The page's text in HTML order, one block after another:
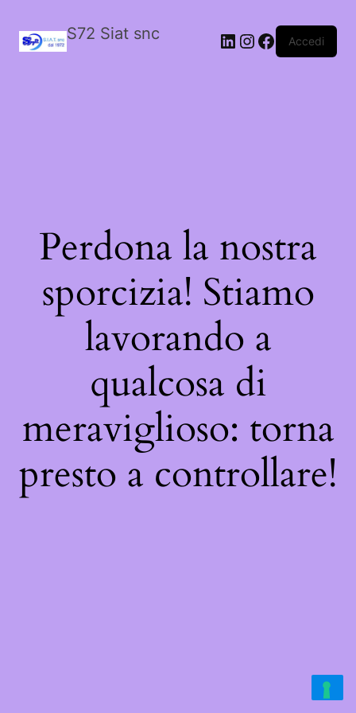
S72 Siat snc LinkedIn
Instagram
Facebook
Accedi
Perdona la nostra
sporcizia! Stiamo
lavorando a
qualcosa di
meraviglioso: torna
presto a controllare!